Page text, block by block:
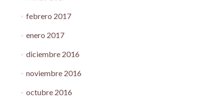
febrero 2017
enero 2017
diciembre 2016
noviembre 2016
octubre 2016